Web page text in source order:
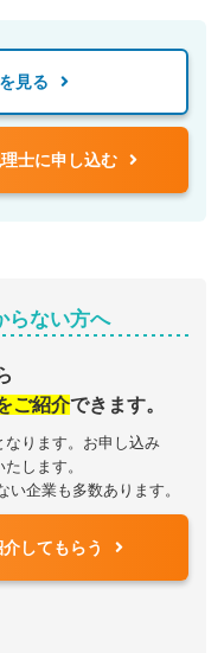
見る
士に申し込む
らない方へ
ご紹介できます。
ります。お申し込み
します。
企業も多数あります。
してもらう